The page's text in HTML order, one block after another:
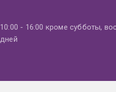
10:00 - 16:00 кроме субботы,
дней